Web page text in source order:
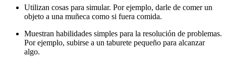
Utilizan cosas para simular. Por ejemplo, darle de comer un
objeto a una muñeca como si fuera comida.
Muestran habilidades simples para la resolución de problemas.
Por ejemplo, subirse a un taburete pequeño para alcanzar
algo.